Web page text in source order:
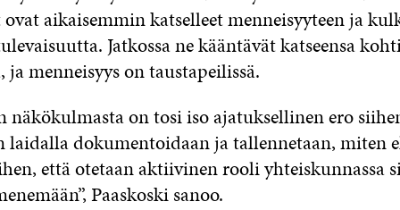
aikaisemmin katselleet menneisyyteen ja
Jatkossa ne kääntävät katseensa
menneisyys on taustapeilissä.
näkökulmasta on tosi iso ajatuksellinen ero
laidalla dokumentoidaan ja tallennetaan, miten
että otetaan aktiivinen rooli yhteiskunnassa
Paaskoski sanoo.